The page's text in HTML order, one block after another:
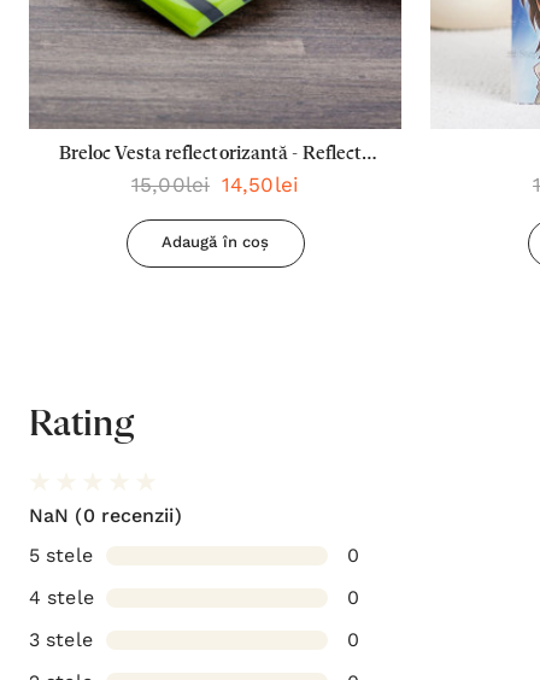
Breloc Vesta reflectorizantă - Reflecta
lumina oriunde mergi
15,00lei 14,50lei
Adaugă în coș
Rating
NaN (0 recenzii)
5 stele
0
4 stele
0
3 stele
0